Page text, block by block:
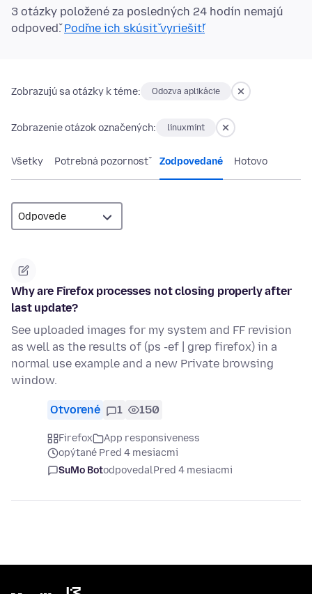
3 otázky položené za posledných 24 hodín nemajú
odpoveď.Poďme ich skúsiť vyriešiť!
Zobrazujú sa otázky k téme: Odozva aplikácie
Zobrazenie otázok označených: linuxmint
Všetky Potrebná pozornosť Zodpovedané Hotovo
Why are Firefox processes not closing properly after
last update?
See uploaded images for my system and FF revision
as well as the results of (ps -ef | grep firefox) in a
normal use example and a new Private browsing
window.
Otvorené 1 150
Firefox
App responsiveness
opýtané Pred 4 mesiacmi
SuMo BotodpovedalPred 4 mesiacmi